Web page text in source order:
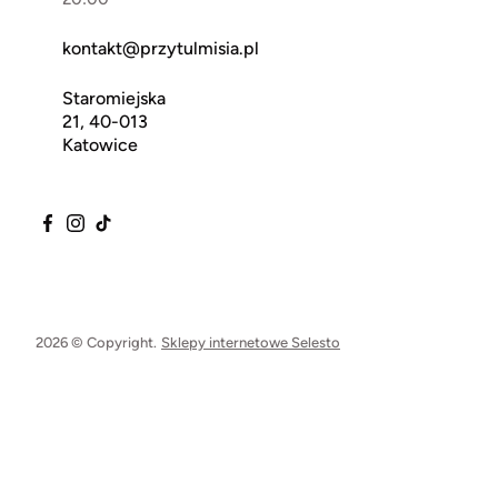
kontakt@przytulmisia.pl
Staromiejska
21, 40-013
Katowice
2026 © Copyright. Sklepy internetowe Selesto